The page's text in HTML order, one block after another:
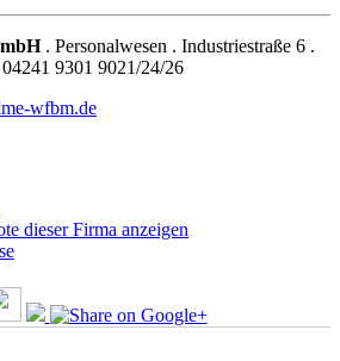
. Personalwesen . Industriestraße 6 .
9301 9021/24/26
wfbm.de
dieser Firma anzeigen